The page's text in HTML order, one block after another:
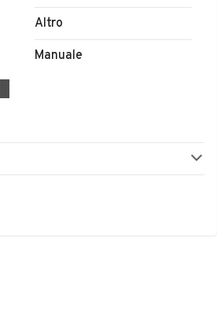
Altro
Manuale